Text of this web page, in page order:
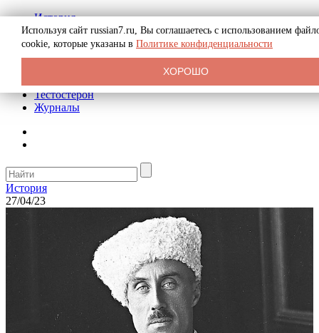
История
Биография
Криминал
Реклама на сайте
Тестостерон
Журналы
История
27/04/23
Используя сайт russian7.ru, Вы соглашаетесь с использованием
cookie, которые указаны в Политике конфиденциальности
ХОРОШО